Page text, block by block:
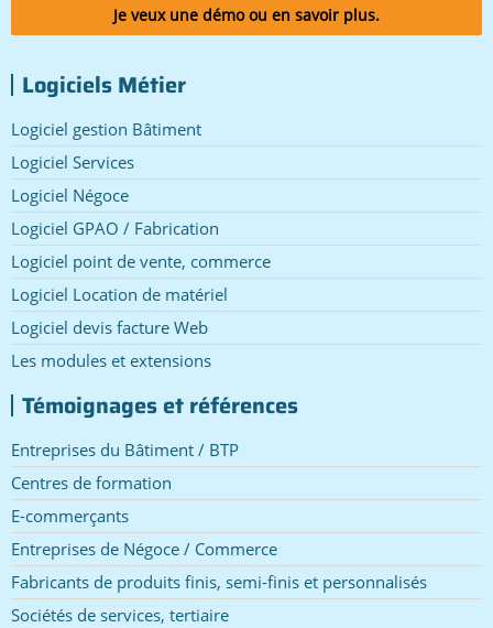
Je veux une démo ou en savoir plus.
Logiciels Métier
Logiciel gestion Bâtiment
Logiciel Services
Logiciel Négoce
Logiciel GPAO / Fabrication
Logiciel point de vente, commerce
Logiciel Location de matériel
Logiciel devis facture Web
Les modules et extensions
Témoignages et références
Entreprises du Bâtiment / BTP
Centres de formation
E-commerçants
Entreprises de Négoce / Commerce
Fabricants de produits finis, semi-finis et personnalisés
Sociétés de services, tertiaire